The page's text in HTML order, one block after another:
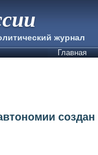
журнал
Главная